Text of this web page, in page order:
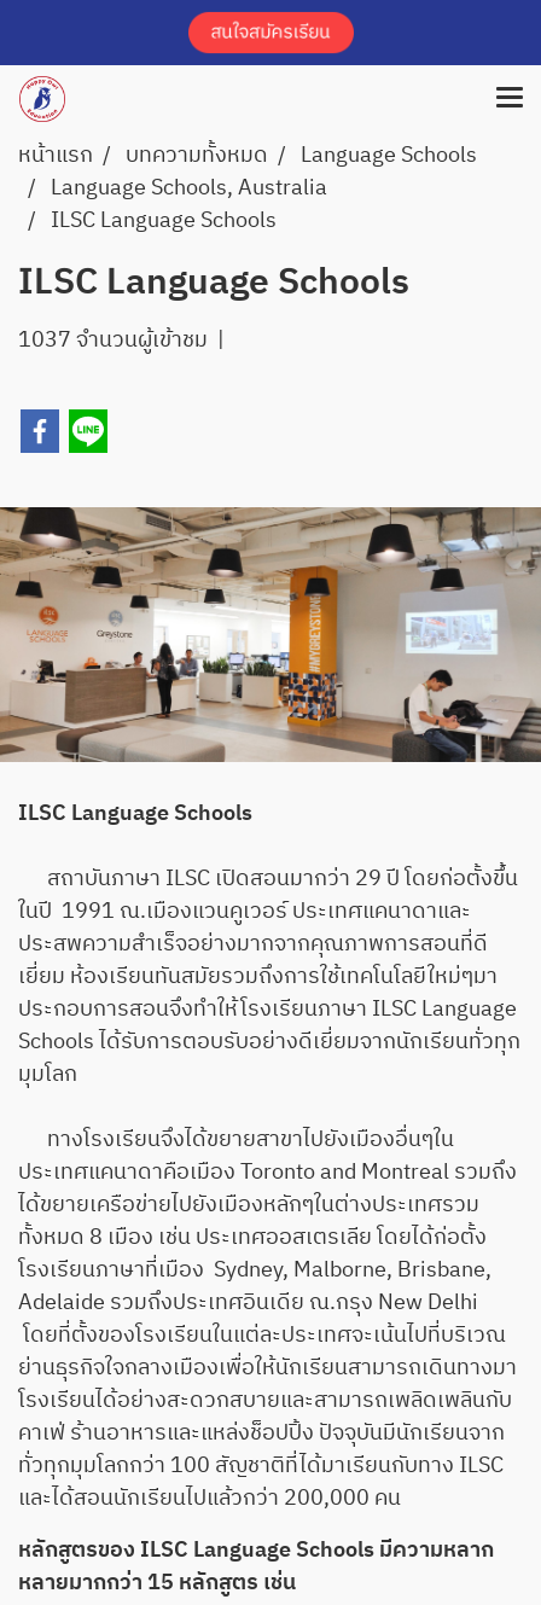
หน้าแรก บทความทั้งหมด
Language Schools
Language Schools, Australia
ILSC Language Schools
ILSC Language Schools
1037 จำนวนผู้เข้าชม |
ILSC Language Schools
สถาบันภาษา ILSC เปิดสอนมากว่า 29 ปี โดยก่อตั้งขึ้น
ในปี 1991 ณ.เมืองแวนคูเวอร์ ประเทศแคนาดาและ
ประสพความสำเร็จอย่างมากจากคุณภาพการสอนที่ดี
เยี่ยม ห้องเรียนทันสมัยรวมถึงการใช้เทคโนโลยีใหม่ๆมา
ประกอบการสอนจึงทำให้โรงเรียนภาษา ILSC Language
Schools ได้รับการตอบรับอย่างดีเยี่ยมจากนักเรียนทั่วทุก
มุมโลก
ทางโรงเรียนจึงได้ขยายสาขาไปยังเมืองอื่นๆใน
ประเทศแคนาดาคือเมือง Toronto and Montreal รวมถึง
ได้ขยายเครือข่ายไปยังเมืองหลักๆในต่างประเทศรวม
ทั้งหมด 8 เมือง เช่น ประเทศออสเตรเลีย โดยได้ก่อตั้ง
โรงเรียนภาษาที่เมือง Sydney, Malborne, Brisbane,
Adelaide รวมถึงประเทศอินเดีย ณ.กรุง New Delhi
โดยที่ตั้งของโรงเรียนในแต่ละประเทศจะเน้นไปที่บริเวณ
ย่านธุรกิจใจกลางเมืองเพื่อให้นักเรียนสามารถเดินทางมา
โรงเรียนได้อย่างสะดวกสบายและสามารถเพลิดเพลินกับ
คาเฟ่ ร้านอาหารและแหล่งช็อปปิ้ง ปัจจุบันมีนักเรียนจาก
ทั่วทุกมุมโลกกว่า 100 สัญชาติที่ได้มาเรียนกับทาง ILSC
และได้สอนนักเรียนไปแล้วกว่า 200,000 คน
หลักสูตรของ ILSC Language Schools มีความหลาก
หลายมากกว่า 15 หลักสูตร เช่น